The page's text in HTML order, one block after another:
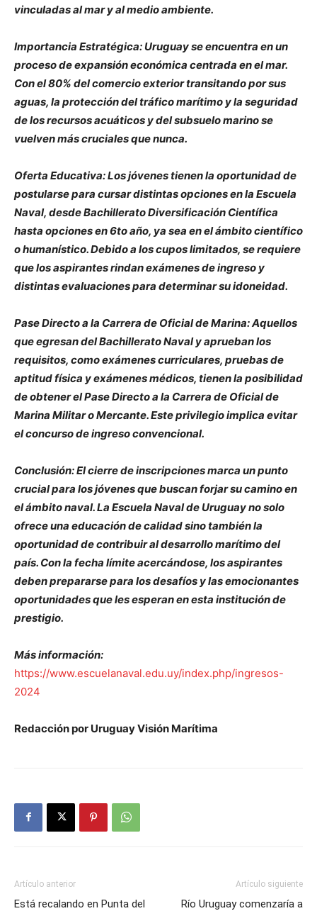
vinculadas al mar y al medio ambiente.
Importancia Estratégica: Uruguay se encuentra en un
proceso de expansión económica centrada en el mar.
Con el 80% del comercio exterior transitando por sus
aguas, la protección del tráfico marítimo y la seguridad
de los recursos acuáticos y del subsuelo marino se
vuelven más cruciales que nunca.
Oferta Educativa: Los jóvenes tienen la oportunidad de
postularse para cursar distintas opciones en la Escuela
Naval, desde Bachillerato Diversificación Científica
hasta opciones en 6to año, ya sea en el ámbito científico
o humanístico. Debido a los cupos limitados, se requiere
que los aspirantes rindan exámenes de ingreso y
distintas evaluaciones para determinar su idoneidad.
Pase Directo a la Carrera de Oficial de Marina: Aquellos
que egresan del Bachillerato Naval y aprueban los
requisitos, como exámenes curriculares, pruebas de
aptitud física y exámenes médicos, tienen la posibilidad
de obtener el Pase Directo a la Carrera de Oficial de
Marina Militar o Mercante. Este privilegio implica evitar
el concurso de ingreso convencional.
Conclusión: El cierre de inscripciones marca un punto
crucial para los jóvenes que buscan forjar su camino en
el ámbito naval. La Escuela Naval de Uruguay no solo
ofrece una educación de calidad sino también la
oportunidad de contribuir al desarrollo marítimo del
país. Con la fecha límite acercándose, los aspirantes
deben prepararse para los desafíos y las emocionantes
oportunidades que les esperan en esta institución de
prestigio.
Más información:
https://www.escuelanaval.edu.uy/index.php/ingresos-
2024
Redacción por Uruguay Visión Marítima
Artículo anterior
Está recalando en Punta del
Artículo siguiente
Río Uruguay comenzaría a